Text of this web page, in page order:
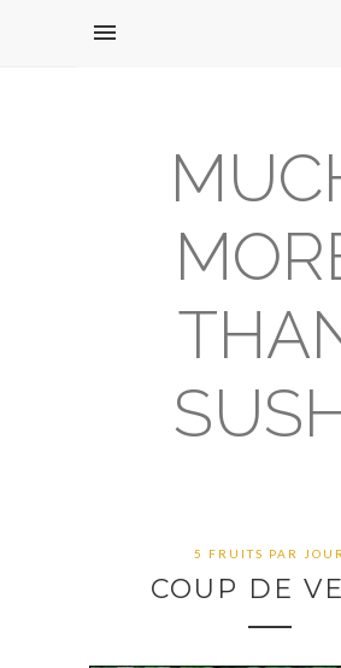
5 FRUITS PAR JOUR
COUP DE